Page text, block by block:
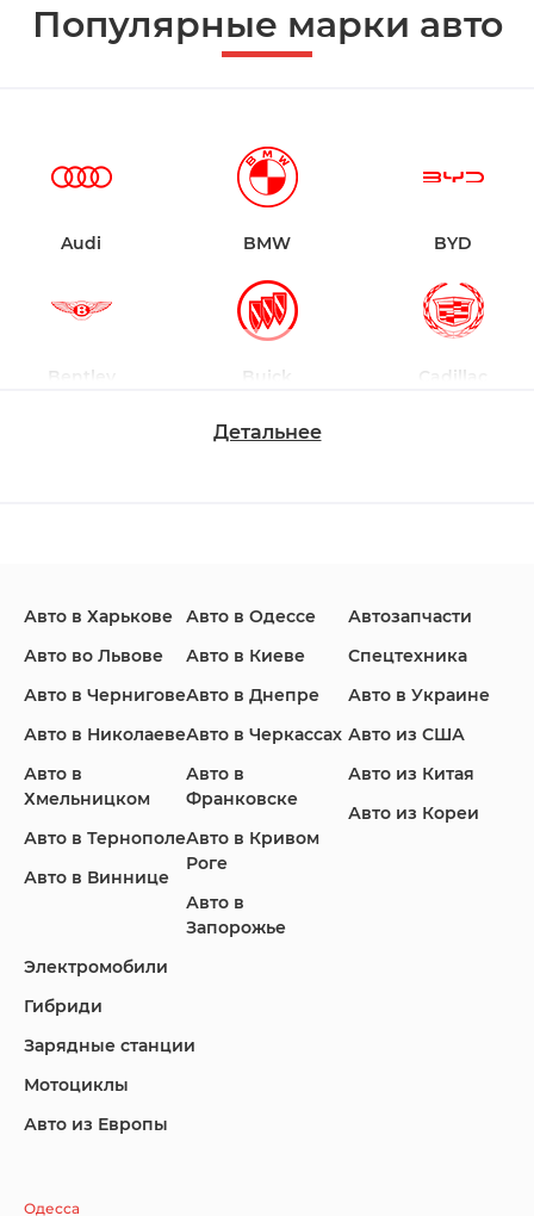
Популярные марки авто
Audi BMW BYD
Bentley Buick Cadillac
Infiniti Jaguar Jeep
Land Rover
Lincoln
Детальнее
Авто в Харькове
Авто во Львове
Авто в Чернигове
Авто в Николаеве
Авто в
Хмельницком
Авто в Тернополе
Авто в Виннице
Авто в Одессе
Авто в Киеве
Авто в Днепре
Авто в Черкассах
Авто в
Франковске
Авто в Кривом
Роге
Авто в
Запорожье
Автозапчасти
Спецтехника
Авто в Украине
Авто из США
Авто из Китая
Авто из Кореи
Электромобили
Гибриди
Зарядные станции
Мотоциклы
Авто из Европы
Одесса